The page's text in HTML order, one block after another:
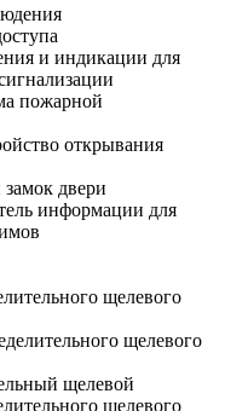
и индикации для
пожарной
открывания
двери
информации для
щелевого
щелевого
щелевой
щелевого